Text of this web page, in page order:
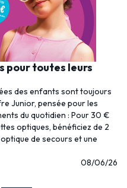
pour toutes leurs
des enfants sont toujours
Junior, pensée pour les
du quotidien : Pour 30 €
optiques, bénéficiez de 2
de secours et une
08/06/26